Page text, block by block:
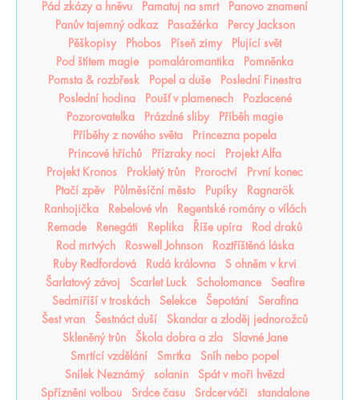
Pád zkázy a hněvu
Pamatuj na smrt
Panovo znamení
Panův tajemný odkaz
Pasažérka
Percy Jackson
Pěškopisy
Phobos Píseň zimy
Plující svět
Pod štítem magie
pomaláromantika
Pomněnka
Pomsta & rozbřesk
Popel a duše
Poslední Finestra
Poslední hodina
Poušť v plamenech
Pozlacené
Pozorovatelka
Prázdné sliby
Příběh magie
Příběhy z nového světa
Princezna popela
Princové hříchů
Přízraky noci
Projekt Alfa
Projekt Kronos
Prokletý trůn Proroctví
První konec
Ptačí zpěv
Půlměsíční město Pupíky
Ragnarök
Ranhojička
Rebelové vln
Regentské romány o vílách
Remade
Renegáti Replika Říše upíra
Rod draků
Rod mrtvých
Roswell Johnson
Roztříštěná láska
Ruby Redfordová
Rudá královna
S ohněm v krvi
Šarlatový závoj
Scarlet Luck Scholomance
Seafire
Sedmiříší v troskách
Selekce Šepotání
Serafina
Šest vran
Šestnáct duší
Skandar a zloděj jednorožců
Skleněný trůn
Škola dobra a zla
Slavné Jane
Smrtící vzdělání
Smrtka
Sníh nebo popel
Snílek Neznámý
solanin
Spát v moři hvězd
Spřízněni volbou
Srdce času Srdcerváči
standalone